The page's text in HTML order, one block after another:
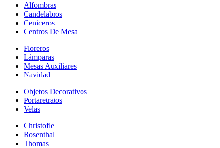
Alfombras
Candelabros
Ceniceros
Centros De Mesa
Floreros
Lámparas
Mesas Auxiliares
Navidad
Objetos Decorativos
Portaretratos
Velas
Christofle
Rosenthal
Thomas